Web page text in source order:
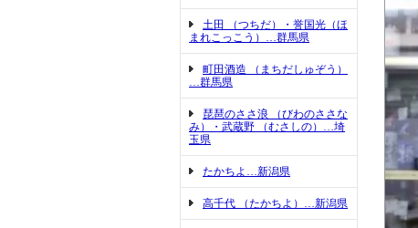
土田 （つちだ）・誉国光（ほ
まれこっこう）…群馬県
町田酒造 （まちだしゅぞう）
…群馬県
琵琶のささ浪 （びわのささな
み）・武蔵野 （むさしの）…埼
玉県
たかちよ…新潟県
高千代 （たかちよ）…新潟県